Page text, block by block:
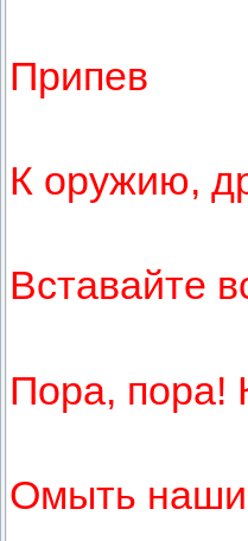
Припев
К оружию,
Вставайте
Пора, пора!
Омыть наши